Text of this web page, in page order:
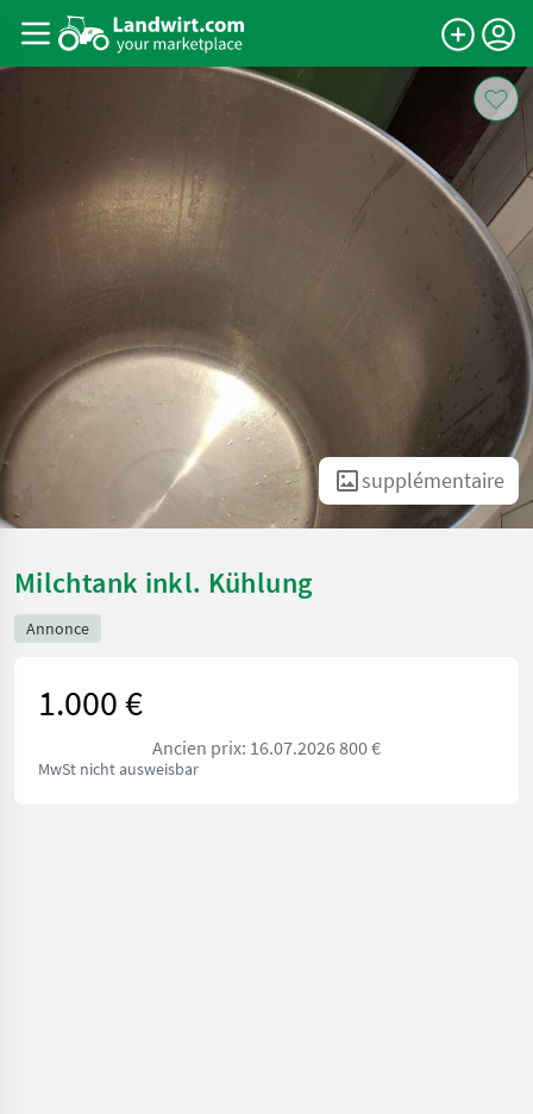
supplémentaire
Milchtank inkl. Kühlung
Annonce
1.000 €
Ancien prix: 16.07.2026 800 €
MwSt nicht ausweisbar